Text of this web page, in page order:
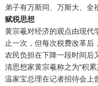
弟子有万斯同、万斯大、全
赋税思想
黄宗羲对经济的观点由现代
止一次，但每次税费改革后
农民负担在下降一段时间后
清思想家黄宗羲称之为“积累
温家宝总理在记者招待会上